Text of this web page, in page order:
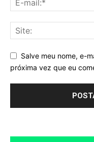
Salve meu nome, e-
próxima vez que eu